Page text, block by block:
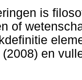
is
of
en